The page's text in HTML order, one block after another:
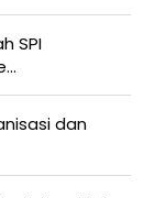
SPI
dan